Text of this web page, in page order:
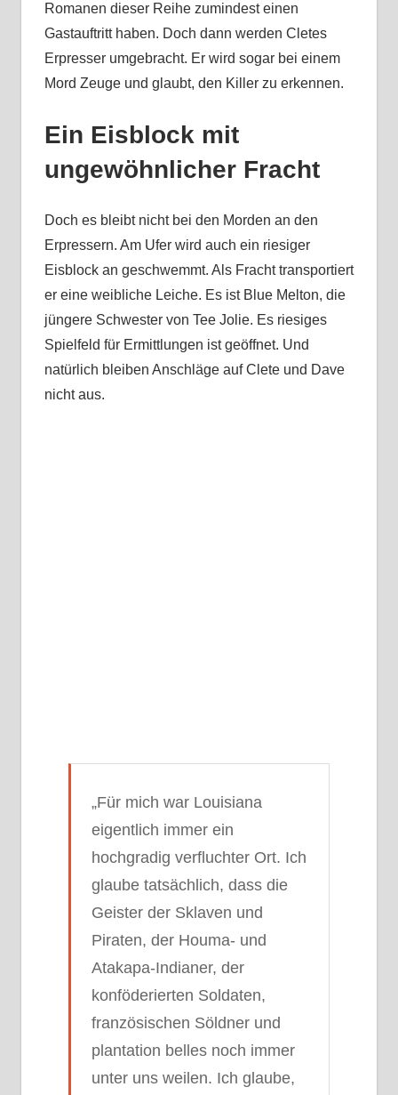
Romanen dieser Reihe zumindest einen
Gastauftritt haben. Doch dann werden Cletes
Erpresser umgebracht. Er wird sogar bei einem
Mord Zeuge und glaubt, den Killer zu erkennen.
Ein Eisblock mit
ungewöhnlicher Fracht
Doch es bleibt nicht bei den Morden an den
Erpressern. Am Ufer wird auch ein riesiger
Eisblock an geschwemmt. Als Fracht transportiert
er eine weibliche Leiche. Es ist Blue Melton, die
jüngere Schwester von Tee Jolie. Es riesiges
Spielfeld für Ermittlungen ist geöffnet. Und
natürlich bleiben Anschläge auf Clete und Dave
nicht aus.
„Für mich war Louisiana
eigentlich immer ein
hochgradig verfluchter Ort. Ich
glaube tatsächlich, dass die
Geister der Sklaven und
Piraten, der Houma- und
Atakapa-Indianer, der
konföderierten Soldaten,
französischen Söldner und
plantation bellesnoch immer
unter uns weilen. Ich glaube,